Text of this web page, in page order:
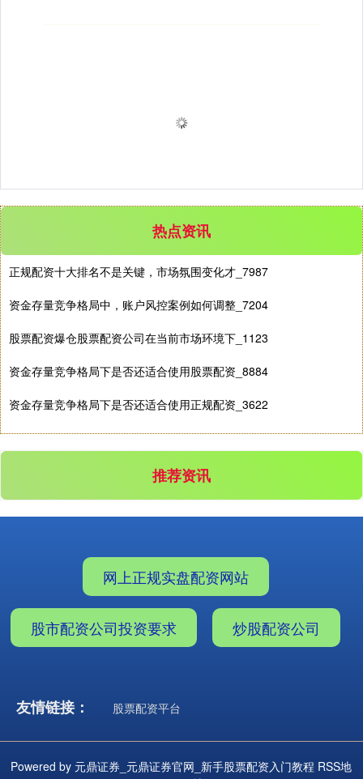
热点资讯
正规配资十大排名不是关键，市场氛围变化才_7987
资金存量竞争格局中，账户风控案例如何调整_7204
股票配资爆仓股票配资公司在当前市场环境下_1123
资金存量竞争格局下是否还适合使用股票配资_8884
资金存量竞争格局下是否还适合使用正规配资_3622
推荐资讯
网上正规实盘配资网站
股市配资公司投资要求 炒股配资公司
友情链接： 股票配资平台
Powered by 元鼎证券_元鼎证券官网_新手股票配资入门教程 RSS地